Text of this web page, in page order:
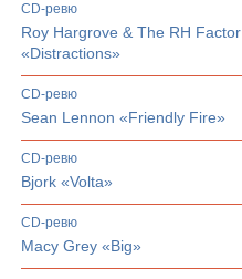
CD-ревю
Roy Hargrove & The RH Factor
«Distractions»
CD-ревю
Sean Lennon «Friendly Fire»
CD-ревю
Bjork «Volta»
CD-ревю
Macy Grey «Big»